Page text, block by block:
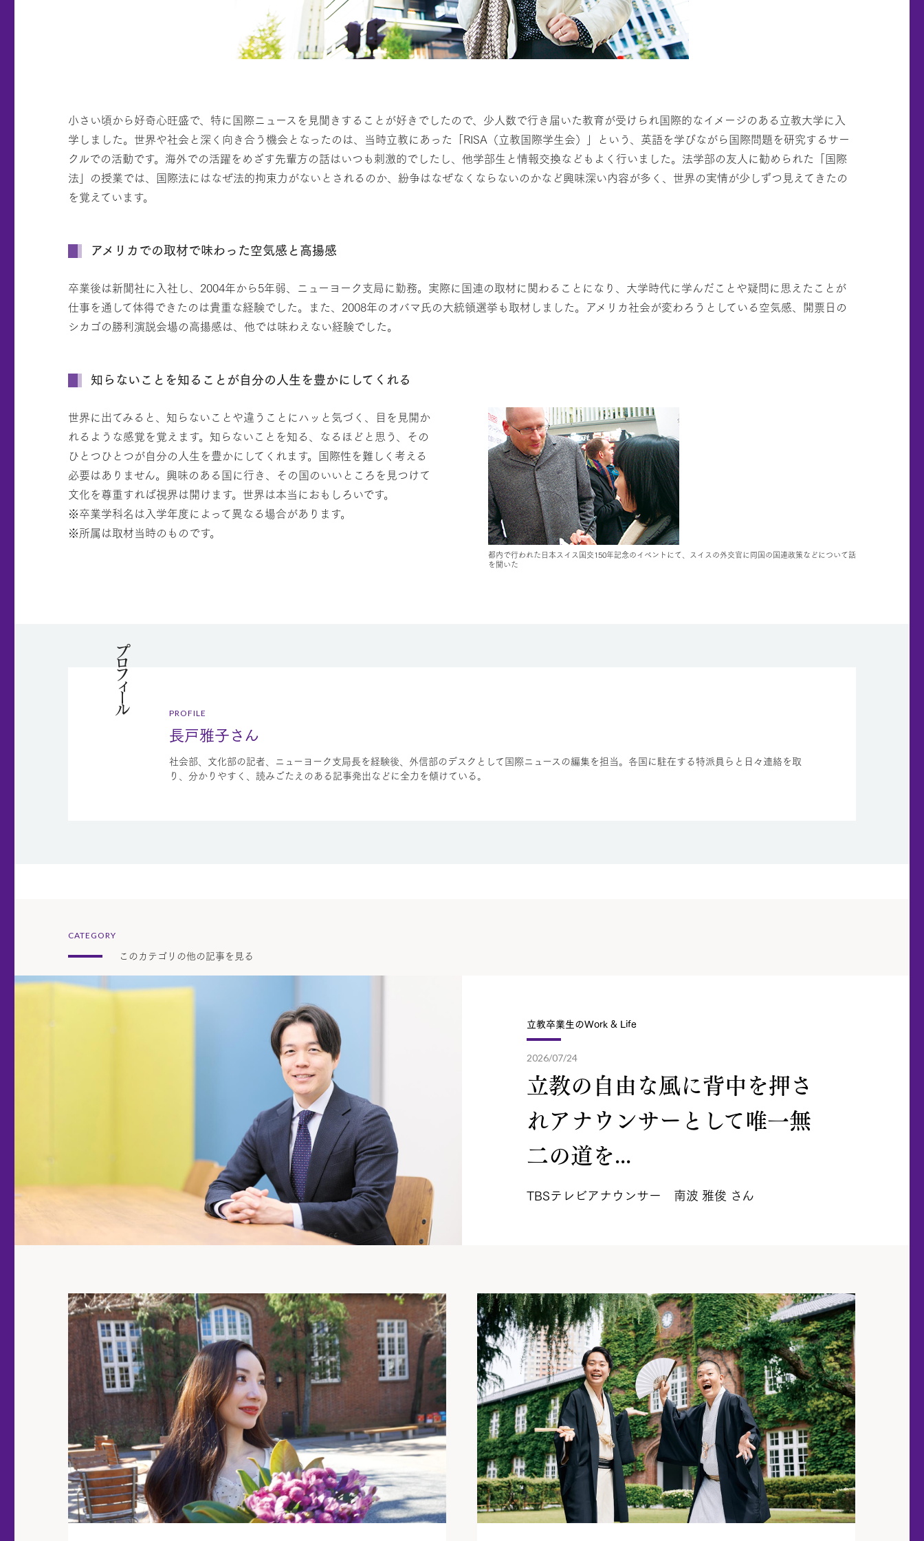
小さい頃から好奇心旺盛で、特に国際ニュースを見聞きすることが好きでしたので、少人数で行き届いた教育が受けられ国際的なイメージのある立教大学に入
学しました。世界や社会と深く向き合う機会となったのは、当時立教にあった「RISA（立教国際学生会）」という、英語を学びながら国際問題を研究するサー
クルでの活動です。海外での活躍をめざす先輩方の話はいつも刺激的でしたし、他学部生と情報交換などもよく行いました。法学部の友人に勧められた「国際
法」の授業では、国際法にはなぜ法的拘束力がないとされるのか、紛争はなぜなくならないのかなど興味深い内容が多く、世界の実情が少しずつ見えてきたの
を覚えています。
アメリカでの取材で味わった空気感と高揚感
卒業後は新聞社に入社し、2004年から5年弱、ニューヨーク支局に勤務。実際に国連の取材に関わることになり、大学時代に学んだことや疑問に思えたことが
仕事を通して体得できたのは貴重な経験でした。また、2008年のオバマ氏の大統領選挙も取材しました。アメリカ社会が変わろうとしている空気感、開票日の
シカゴの勝利演説会場の高揚感は、他では味わえない経験でした。
知らないことを知ることが自分の人生を豊かにしてくれる
都内で行われた日本スイス国交150年記念のイベントにて、スイスの外交官に同国の国連政策などについて話
を聞いた
世界に出てみると、知らないことや違うことにハッと気づく、目を見開か
れるような感覚を覚えます。知らないことを知る、なるほどと思う、その
ひとつひとつが自分の人生を豊かにしてくれます。国際性を難しく考える
必要はありません。興味のある国に行き、その国のいいところを見つけて
文化を尊重すれば視界は開けます。世界は本当におもしろいです。
※卒業学科名は入学年度によって異なる場合があります。
※所属は取材当時のものです。
プロフィール
PROFILE
長戸雅子さん
社会部、文化部の記者、ニューヨーク支局長を経験後、外信部のデスクとして国際ニュースの編集を担当。各国に駐在する特派員らと日々連絡を取
り、分かりやすく、読みごたえのある記事発出などに全力を傾けている。
CATEGORY
このカテゴリの他の記事を見る
立教卒業生のWork & Life
2026/07/24
立教の自由な風に背中を押さ
れアナウンサーとして唯一無
二の道を...
TBSテレビアナウンサー 南波 雅俊 さん